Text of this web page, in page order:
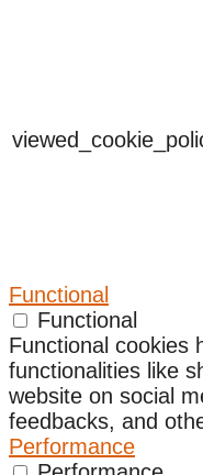
Functional
Functional
Functional cookies
functionalities like
website on social
feedbacks, and
Performance